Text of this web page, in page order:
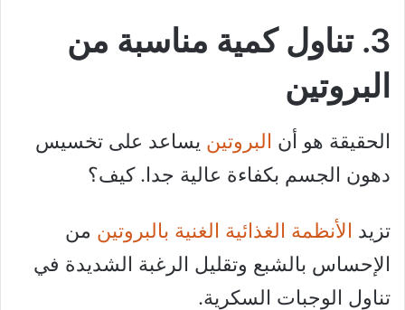
3. تناول كمية مناسبة من
البروتين
الحقيقة هو أن البروتين يساعد على تخسيس
دهون الجسم بكفاءة عالية جدا. كيف؟
تزيد الأنظمة الغذائية الغنية بالبروتين من
الإحساس بالشبع وتقليل الرغبة الشديدة في
تناول الوجبات السكرية.